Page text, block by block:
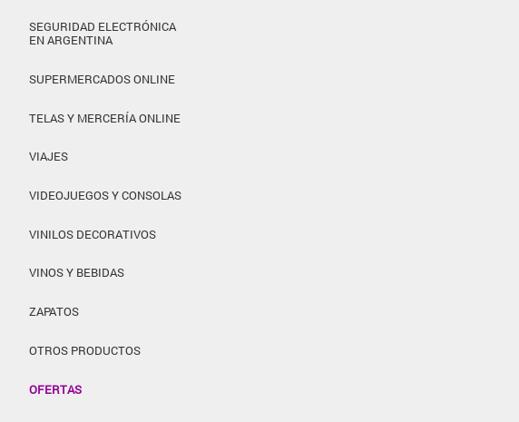
SEGURIDAD ELECTRÓNICA
EN ARGENTINA
SUPERMERCADOS ONLINE
TELAS Y MERCERÍA ONLINE
VIAJES
VIDEOJUEGOS Y CONSOLAS
VINILOS DECORATIVOS
VINOS Y BEBIDAS
ZAPATOS
OTROS PRODUCTOS
OFERTAS